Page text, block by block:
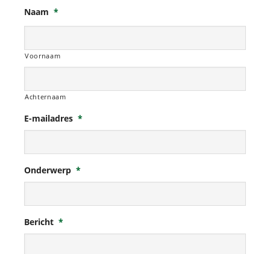
Naam *
Voornaam
Achternaam
E-mailadres *
Onderwerp *
Bericht *